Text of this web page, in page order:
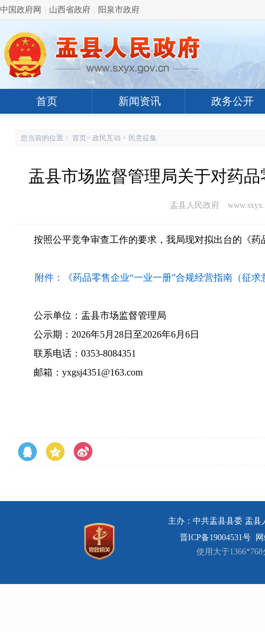
中国政府网 山西省政府 阳泉市政府
首页 新闻资讯 政务公开
您当前的位置： 首页> 政民互动 > 民意征集
盂县市场监督管理局关于对药
盂县人民政府
按照公平竞争审查工作的要求，我局现对拟出台的《
附件：《药品零售企业“一业一册”合规经营指南（征求
公示单位：盂县市场监督管理局
公示期：2026年5月28日至2026年6月6日
联系电话：0353-8084351
邮箱：yxgsj4351@163.com
主办：中共盂县县委 盂县
晋ICP备19004531号
使用大于